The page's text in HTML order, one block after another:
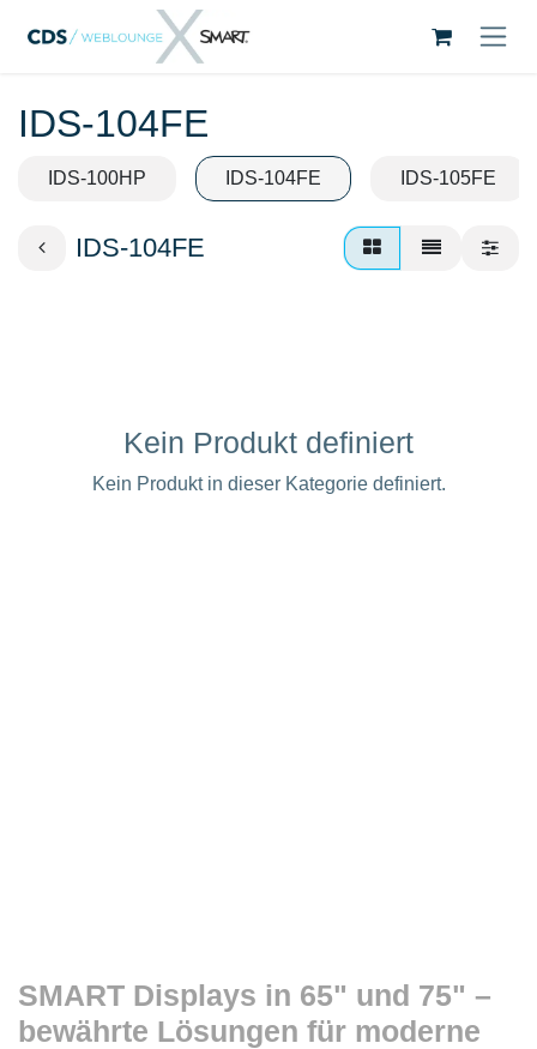
Zum Inhalt springen
IDS-104FE
IDS-100HP IDS-104FE IDS-105FE
IDS-104FE
Kein Produkt definiert
Kein Produkt in dieser Kategorie definiert.
SMART Displays in 65" und 75" –
bewährte Lösungen für moderne